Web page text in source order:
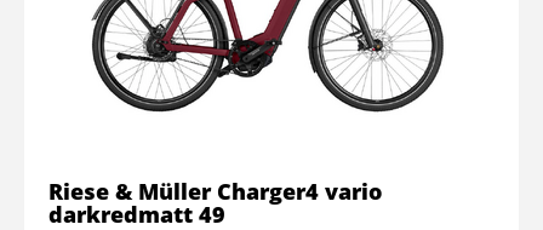
Riese & Müller Charger4 vario
darkredmatt 49